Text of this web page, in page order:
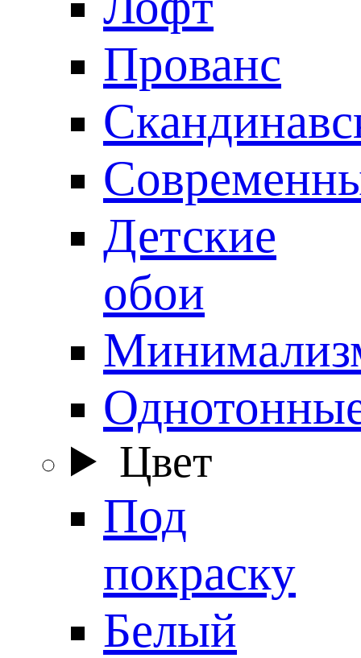
Прованс
Детские
обои
Цвет
Под
покраску
Белый